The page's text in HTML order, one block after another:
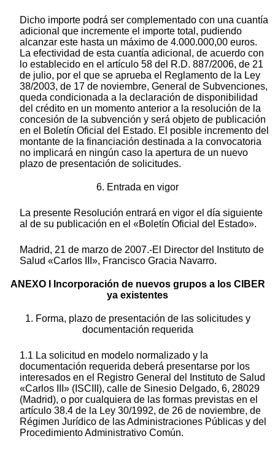
Dicho importe podrá ser complementado con una cuantía
adicional que incremente el importe total, pudiendo
alcanzar este hasta un máximo de 4.000.000,00 euros.
La efectividad de esta cuantía adicional, de acuerdo con
lo establecido en el artículo 58 del R.D. 887/2006, de 21
de julio, por el que se aprueba el Reglamento de la Ley
38/2003, de 17 de noviembre, General de Subvenciones,
queda condicionada a la declaración de disponibilidad
del crédito en un momento anterior a la resolución de la
concesión de la subvención y será objeto de publicación
en el Boletín Oficial del Estado. El posible incremento del
montante de la financiación destinada a la convocatoria
no implicará en ningún caso la apertura de un nuevo
plazo de presentación de solicitudes.
6. Entrada en vigor
La presente Resolución entrará en vigor el día siguiente
al de su publicación en el «Boletín Oficial del Estado».
Madrid, 21 de marzo de 2007.-El Director del Instituto de
Salud «Carlos III», Francisco Gracia Navarro.
ANEXO I Incorporación de nuevos grupos a los CIBER
ya existentes
1. Forma, plazo de presentación de las solicitudes y
documentación requerida
1.1 La solicitud en modelo normalizado y la
documentación requerida deberá presentarse por los
interesados en el Registro General del Instituto de Salud
«Carlos III» (ISCIII), calle de Sinesio Delgado, 6, 28029
(Madrid), o por cualquiera de las formas previstas en el
artículo 38.4 de la Ley 30/1992, de 26 de noviembre, de
Régimen Jurídico de las Administraciones Públicas y del
Procedimiento Administrativo Común.